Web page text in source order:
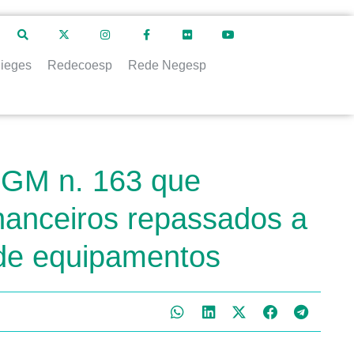
Redecoesp Rede Negesp
n. 163 que
repassados a
equipamentos